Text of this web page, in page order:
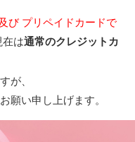
び プリペイドカードで
在は通常のクレジットカ
が、
願い申し上げます。